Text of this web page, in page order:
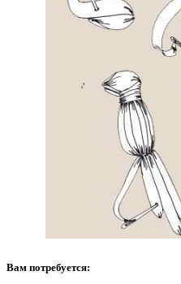
Вам потребуется: